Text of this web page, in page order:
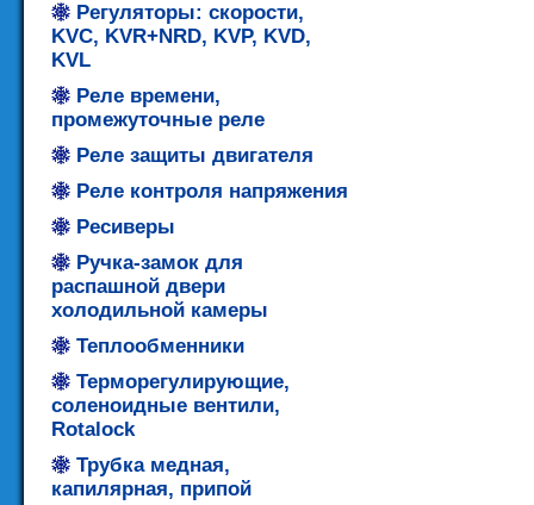
Регуляторы: скорости,
KVC, KVR+NRD, KVP, KVD,
KVL
Реле времени,
промежуточные реле
Реле защиты двигателя
Реле контроля напряжения
Ресиверы
Ручка-замок для
распашной двери
холодильной камеры
Теплообменники
Терморегулирующие,
соленоидные вентили,
Rotalock
Трубка медная,
капилярная, припой